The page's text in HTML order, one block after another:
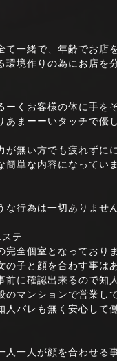
一緒で、年齢でお店
環境作りの為にお店を
くお客様の体に手を
まーーいタッチで優
無い方でも疲れずに
単な内容になってい
行為は一切ありません
テ
全個室となっており
子と顔を合わす事は
に確認出来るので知
のマンションで営業し
バレも無く安心して
人一人が顔を合わせる